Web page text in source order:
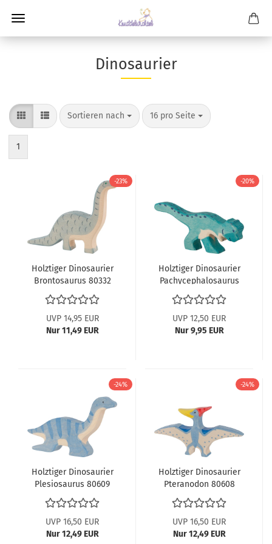
Dinosaurier
Sortieren nach
Sortieren nach 16 pro Seite
pro Seite
1
-23%
Holztiger Dinosaurier
Brontosaurus 80332
UVP 14,95 EUR
Nur 11,49 EUR
-20%
Holztiger Dinosaurier
Pachycephalosaurus
80338
UVP 12,50 EUR
Nur 9,95 EUR
-24%
Holztiger Dinosaurier
Plesiosaurus 80609
UVP 16,50 EUR
Nur 12,49 EUR
-24%
Holztiger Dinosaurier
Pteranodon 80608
UVP 16,50 EUR
Nur 12,49 EUR